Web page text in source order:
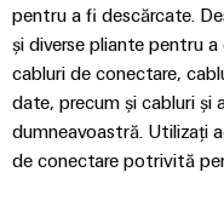
pentru a fi descărcate.
și diverse pliante pentru
cabluri de conectare,
date, precum și cabluri și
dumneavoastră. Utilizați
de conectare potrivită